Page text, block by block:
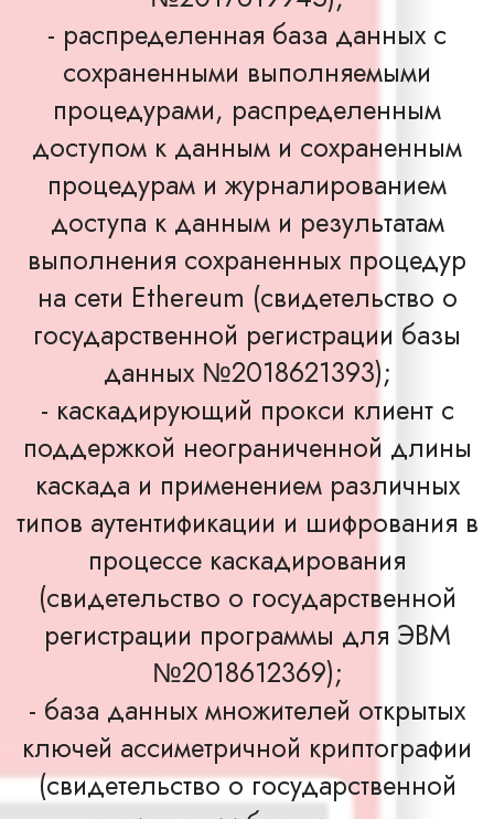
- распределенная база данных с
сохраненными выполняемыми
процедурами, распределенным
доступом к данным и сохраненным
процедурам и журналированием
доступа к данным и результатам
выполнения сохраненных процедур
на сети Ethereum (свидетельство о
государственной регистрации базы
данных №2018621393);
- каскадирующий прокси клиент с
поддержкой неограниченной длины
каскада и применением различных
типов аутентификации и шифрования в
процессе каскадирования
(свидетельство о государственной
регистрации программы для ЭВМ
№2018612369);
- база данных множителей открытых
ключей ассиметричной криптографии
(свидетельство о государственной